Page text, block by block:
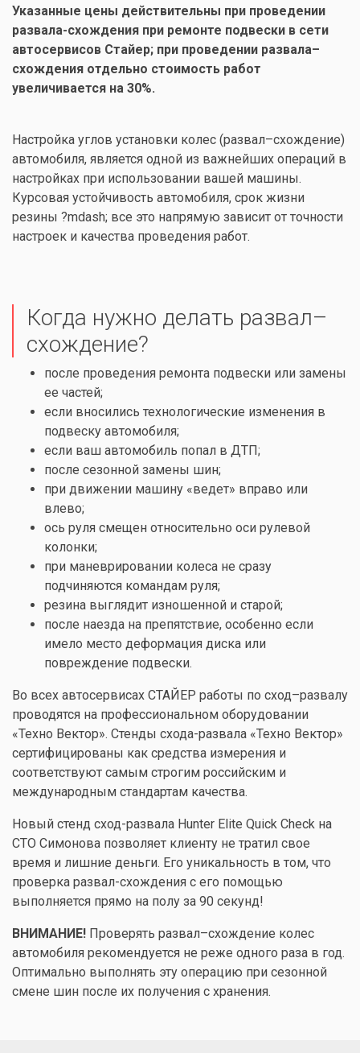
Указанные цены действительны при проведении
развала-схождения при ремонте подвески в сети
автосервисов Стайер; при проведении развала–
схождения отдельно стоимость работ
увеличивается на 30%.
Настройка углов установки колес (развал–схождение)
автомобиля, является одной из важнейших операций в
настройках при использовании вашей машины.
Курсовая устойчивость автомобиля, срок жизни
резины ?mdash; все это напрямую зависит от точности
настроек и качества проведения работ.
Когда нужно делать развал–
схождение?
после проведения ремонта подвески или замены
ее частей;
если вносились технологические изменения в
подвеску автомобиля;
если ваш автомобиль попал в ДТП;
после сезонной замены шин;
при движении машину «ведет» вправо или
влево;
ось руля смещен относительно оси рулевой
колонки;
при маневрировании колеса не сразу
подчиняются командам руля;
резина выглядит изношенной и старой;
после наезда на препятствие, особенно если
имело место деформация диска или
повреждение подвески.
Во всех автосервисах СТАЙЕР работы по сход–развалу
проводятся на профессиональном оборудовании
«Техно Вектор». Стенды схода-развала «Техно Вектор»
сертифицированы как средства измерения и
соответствуют самым строгим российским и
международным стандартам качества.
Новый стенд сход-развала Hunter Elite Quick Check на
СТО Симонова позволяет клиенту не тратил свое
время и лишние деньги. Его уникальность в том, что
проверка развал-схождения с его помощью
выполняется прямо на полу за 90 секунд!
ВНИМАНИЕ! Проверять развал–схождение колес
автомобиля рекомендуется не реже одного раза в год.
Оптимально выполнять эту операцию при сезонной
смене шин после их получения с хранения.